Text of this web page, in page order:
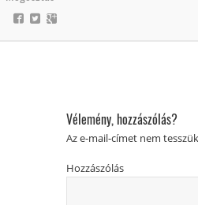
Vélemény, hozzászólás?
Az e-mail-címet nem
Hozzászólás